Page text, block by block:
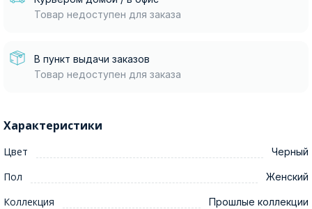
Товар недоступен для заказа
В пункт выдачи заказов
Товар недоступен для заказа
Характеристики
Цвет Черный
Пол Женский
Коллекция Прошлые коллекции